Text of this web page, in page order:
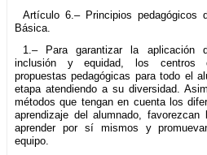
Artículo 6.– Principios pedagógicos
Básica.
1.– Para garantizar la aplicación
inclusión y equidad, los centros
propuestas pedagógicas para todo el
etapa atendiendo a su diversidad.
métodos que tengan en cuenta los
aprendizaje del alumnado, favorezcan
aprender por sí mismos y
equipo.